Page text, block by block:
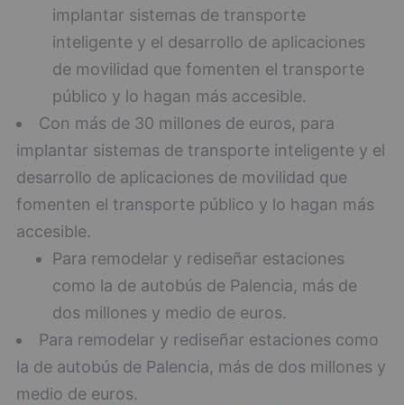
implantar sistemas de transporte
inteligente y el desarrollo de aplicaciones
de movilidad que fomenten el transporte
público y lo hagan más accesible.
Con más de 30 millones de euros, para
implantar sistemas de transporte inteligente y el
desarrollo de aplicaciones de movilidad que
fomenten el transporte público y lo hagan más
accesible.
Para remodelar y rediseñar estaciones
como la de autobús de Palencia, más de
dos millones y medio de euros.
Para remodelar y rediseñar estaciones como
la de autobús de Palencia, más de dos millones y
medio de euros.